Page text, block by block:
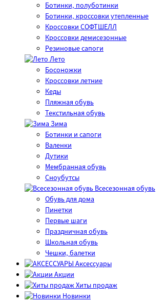
Ботинки, полуботинки
Ботинки, кроссовки утепленные
Кроссовки СОФТШЕЛЛ
Кроссовки демисезонные
Резиновые сапоги
Лето
Босоножки
Кроссовки летние
Кеды
Пляжная обувь
Текстильная обувь
Зима
Ботинки и сапоги
Валенки
Дутики
Мембранная обувь
Сноубутсы
Всесезонная обувь
Обувь для дома
Пинетки
Первые шаги
Праздничная обувь
Школьная обувь
Чешки, балетки
Аксессуары
Акции
Хиты продаж
Новинки